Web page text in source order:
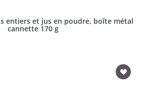
entiers et jus en poudre, boîte métal
cannette 170 g